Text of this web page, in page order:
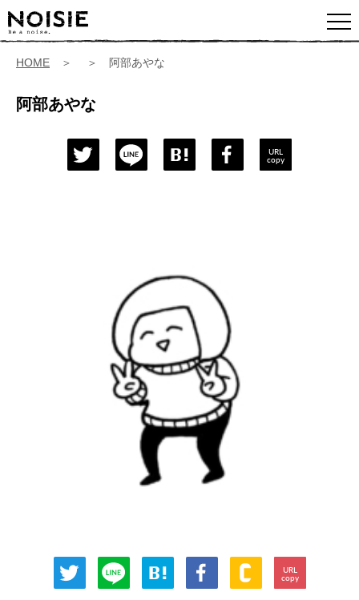
HOME ＞ ＞ 阿部あやな
阿部あやな
URL
copy
URL
copy